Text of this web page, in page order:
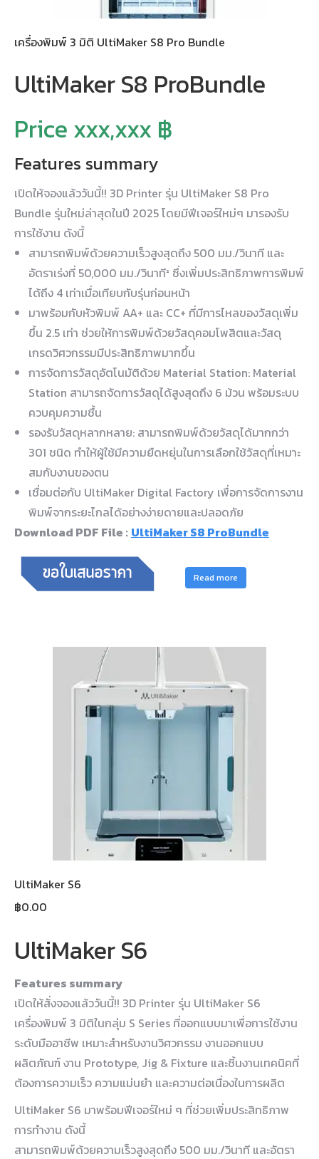
เครื่องพิมพ์ 3 มิติ UltiMaker S8 Pro Bundle
UltiMaker S8 ProBundle
Price xxx,xxx ฿
Features summary
เปิดให้จองแล้ววันนี้!! 3D Printer รุ่น UltiMaker S8 Pro
Bundle รุ่นใหม่ล่าสุดในปี 2025 โดยมีฟีเจอร์ใหม่ๆ มารองรับ
การใช้งาน ดังนี้
สามารถพิมพ์ด้วยความเร็วสูงสุดถึง 500 มม./วินาที และ
อัตราเร่งที่ 50,000 มม./วินาที² ซึ่งเพิ่มประสิทธิภาพการพิมพ์
ได้ถึง 4 เท่าเมื่อเทียบกับรุ่นก่อนหน้า ​
มาพร้อมกับหัวพิมพ์ AA+ และ CC+ ที่มีการไหลของวัสดุเพิ่ม
ขึ้น 2.5 เท่า ช่วยให้การพิมพ์ด้วยวัสดุคอมโพสิตและวัสดุ
เกรดวิศวกรรมมีประสิทธิภาพมากขึ้น ​
การจัดการวัสดุอัตโนมัติด้วย Material Station: Material
Station สามารถจัดการวัสดุได้สูงสุดถึง 6 ม้วน พร้อมระบบ
ควบคุมความชื้น
รองรับวัสดุหลากหลาย: สามารถพิมพ์ด้วยวัสดุได้มากกว่า
301 ชนิด ทำให้ผู้ใช้มีความยืดหยุ่นในการเลือกใช้วัสดุที่เหมาะ
สมกับงานของตน
เชื่อมต่อกับ UltiMaker Digital Factory เพื่อการจัดการงาน
พิมพ์จากระยะไกลได้อย่างง่ายดายและปลอดภัย ​
Download PDF File : UltiMaker S8 ProBundle
Read more
UltiMaker S6
฿0.00
UltiMaker S6
Features summary
เปิดให้สั่งจองแล้ววันนี้!! 3D Printer รุ่น UltiMaker S6
เครื่องพิมพ์ 3 มิติในกลุ่ม S Series ที่ออกแบบมาเพื่อการใช้งาน
ระดับมืออาชีพ เหมาะสำหรับงานวิศวกรรม งานออกแบบ
ผลิตภัณฑ์ งาน Prototype, Jig & Fixture และชิ้นงานเทคนิคที่
ต้องการความเร็ว ความแม่นยำ และความต่อเนื่องในการผลิต
UltiMaker S6 มาพร้อมฟีเจอร์ใหม่ ๆ ที่ช่วยเพิ่มประสิทธิภาพ
การทำงาน ดังนี้
สามารถพิมพ์ด้วยความเร็วสูงสุดถึง 500 มม./วินาที และอัตรา